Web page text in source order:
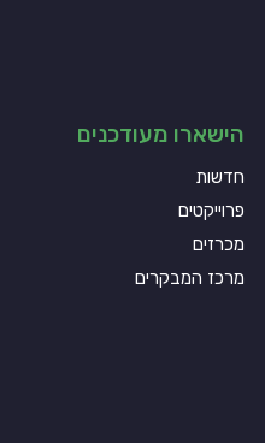
הישארו מעודכנים
חדשות
פרוייקטים
מכרזים
מרכז המבקרים